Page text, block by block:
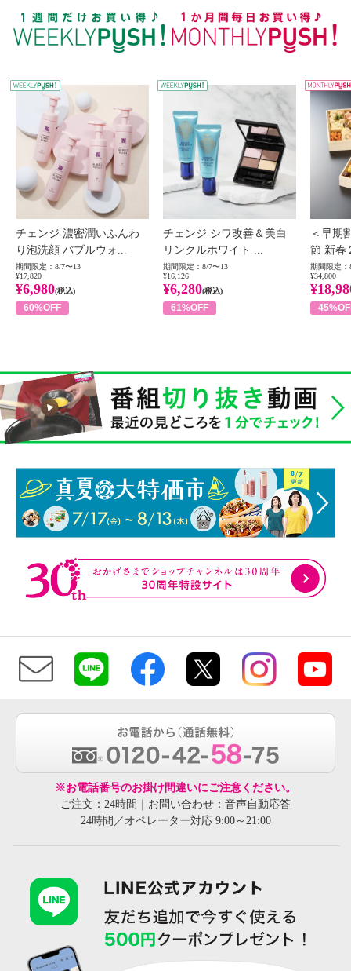
WEEKLY PUSH
チェンジ 濃密潤いふんわ
り泡洗顔 バブルウォ...
期間限定：8/7〜13
¥17,820
¥6,980(税込)
60%OFF
チェンジ シワ改善＆美白
リンクルホワイト ...
期間限定：8/7〜13
¥16,126
¥6,280(税込)
61%OFF
＜早期
節 新春
期間限定：
¥34,800
※お電話番号のお掛け間違いにご注意ください。
ご注文：24時間｜お問い合わせ：音声自動応答
24時間／オペレーター対応 9:00～21:00